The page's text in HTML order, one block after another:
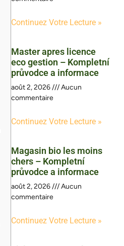
Continuez Votre Lecture »
Master apres licence
eco gestion – Kompletní
průvodce a informace
août 2, 2026
Aucun
commentaire
Continuez Votre Lecture »
Magasin bio les moins
chers – Kompletní
průvodce a informace
août 2, 2026
Aucun
commentaire
Continuez Votre Lecture »